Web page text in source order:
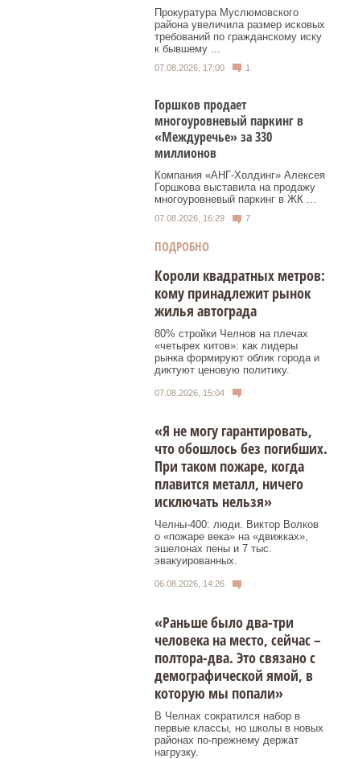
Прокуратура Муслюмовского
района увеличила размер исковых
требований по гражданскому иску
к бывшему ...
07.08.2026, 17:00 1
Горшков продает
многоуровневый паркинг в
«Междуречье» за 330
миллионов
Компания «АНГ-Холдинг» Алексея
Горшкова выставила на продажу
многоуровневый паркинг в ЖК ...
07.08.2026, 16:29 7
ПОДРОБНО
Короли квадратных метров:
кому принадлежит рынок
жилья автограда
80% стройки Челнов на плечах
«четырех китов»: как лидеры
рынка формируют облик города и
диктуют ценовую политику.
07.08.2026, 15:04
«Я не могу гарантировать,
что обошлось без погибших.
При таком пожаре, когда
плавится металл, ничего
исключать нельзя»
Челны-400: люди. Виктор Волков
о «пожаре века» на «движках»,
эшелонах пены и 7 тыс.
эвакуированных.
06.08.2026, 14:26
«Раньше было два-три
человека на место, сейчас –
полтора-два. Это связано с
демографической ямой, в
которую мы попали»
В Челнах сократился набор в
первые классы, но школы в новых
районах по-прежнему держат
нагрузку.